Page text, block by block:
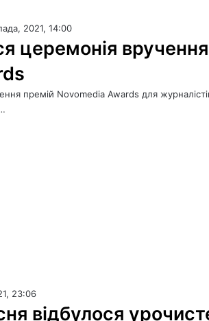
2021, 14:00
церемонія
премій Novomedia Awards для
23:06
відбулося